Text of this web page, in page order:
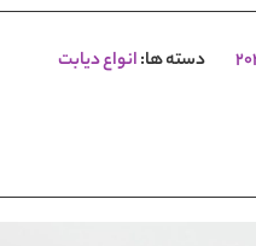
دسته ها:انواع دیابت